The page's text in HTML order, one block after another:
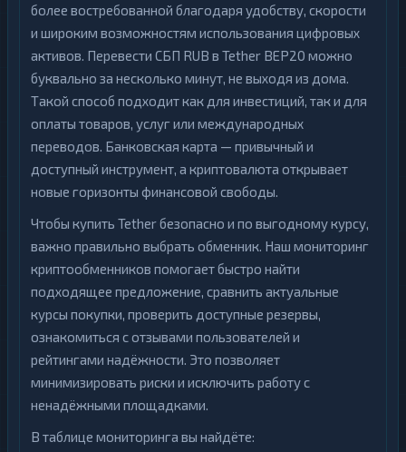
более востребованной благодаря удобству, скорости
и широким возможностям использования цифровых
активов. Перевести СБП RUB в Tether BEP20 можно
буквально за несколько минут, не выходя из дома.
Такой способ подходит как для инвестиций, так и для
оплаты товаров, услуг или международных
переводов. Банковская карта — привычный и
доступный инструмент, а криптовалюта открывает
новые горизонты финансовой свободы.
Чтобы купить Tether безопасно и по выгодному курсу,
важно правильно выбрать обменник. Наш мониторинг
криптообменников помогает быстро найти
подходящее предложение, сравнить актуальные
курсы покупки, проверить доступные резервы,
ознакомиться с отзывами пользователей и
рейтингами надёжности. Это позволяет
минимизировать риски и исключить работу с
ненадёжными площадками.
В таблице мониторинга вы найдёте: